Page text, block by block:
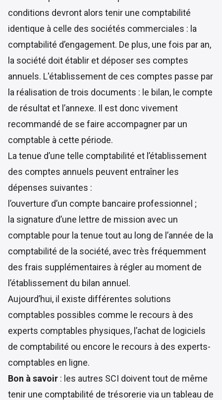
conditions devront alors tenir une comptabilité
identique à celle des sociétés commerciales : la
comptabilité d’engagement. De plus, une fois par an,
la société doit établir et déposer ses comptes
annuels. L'établissement de ces comptes passe par
la réalisation de trois documents : le bilan, le compte
de résultat et l’annexe. Il est donc vivement
recommandé de se faire accompagner par un
comptable à cette période.
La tenue d’une telle comptabilité et l’établissement
des comptes annuels peuvent entraîner les
dépenses suivantes :
l’ouverture d’un compte bancaire professionnel ;
la signature d’une lettre de mission avec un
comptable pour la tenue tout au long de l’année de la
comptabilité de la société, avec très fréquemment
des frais supplémentaires à régler au moment de
l’établissement du bilan annuel.
Aujourd’hui, il existe différentes solutions
comptables possibles comme le recours à des
experts comptables physiques, l’achat de logiciels
de comptabilité ou encore le recours à des experts-
comptables en ligne.
Bon à savoir : les autres SCI doivent tout de même
tenir une comptabilité de trésorerie via un tableau de